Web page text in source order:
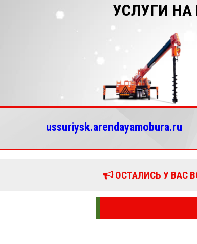
УСЛУГИ
ussuriysk.arendayamobura.ru
ОСТАЛИСЬ У ВАС